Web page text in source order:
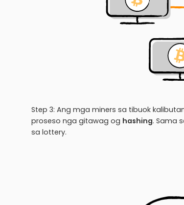
Step 3: Ang mga miners sa tibuok
proseso nga gitawag og hashing. Sama
sa lottery.